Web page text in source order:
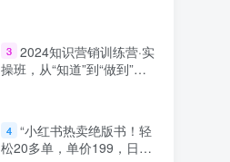
3 2024知识营销训练营·实
操班，从“知道”到“做到”
4 “小红书热卖绝版书！轻
松20多单，单价199，日入